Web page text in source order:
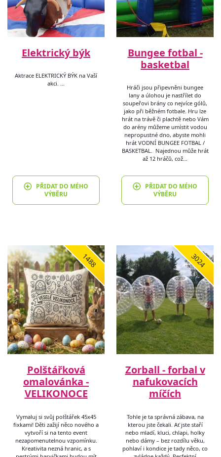
Elektrický býk
Aktrace ELEKTRICKÝ BÝK na Vaší
akci. …
PŘIDAT DO MÉHO
VÝBĚRU
Bungee fotbal -
basketbal
Hráči jsou připevněni bungee
lany a úlohou je nastřílet do
soupeřovi brány co nejvíce gólů,
jako při běžném fotbale. Hru lze
hrát na trávě či plachtě nebo Vám
do arény můžeme umístit vodou
nepropustné dno, abyste mohli
hrát VODNÍ BUNGEE FOTBAL /
BASKETBAL. Najednou může hrát
až 12 hráčů, což…
PŘIDAT DO MÉHO
VÝBĚRU
1488
Polštářková
omalovánka -
VELIKONOCE
Vymaluj si svůj polštářek 45x45
fixkami! Děti zažijí něco nového a
vytvoří si na tento event
nezapomenutelnou vzpomínku.
Kreativita nezná hranic, a s
3024
Zorball - forbal v
nafukovacích
míčích
Tohle je ta správná zábava, na
kterou jste čekali. Ať jste staří
nebo mladí, kluci, chlapi, holky
nebo dámy – bez rozdílu věku,
pohlaví i kondice je tady něco, co